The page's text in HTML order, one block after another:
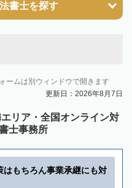
書士を探す
ームは別ウィンドウで開きます
更新日：2026年8月7日
リア・全国オンライン対
士事務所
はもちろん事業承継にも対